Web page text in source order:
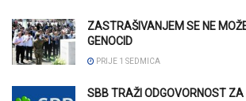
ZASTRAŠIVANJEM SE NE
GENOCID
PRIJE 1 SEDMICA
SBB TRAŽI ODGOVORNOST